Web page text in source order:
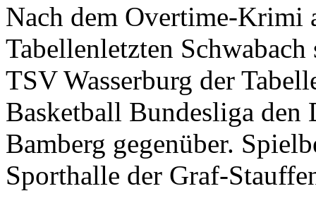
Nach dem Overtime-Krimi
Tabellenletzten
TSV Wasserburg der
Basketball Bundesliga den
Bamberg gegenüber.
Sporthalle der Graf-